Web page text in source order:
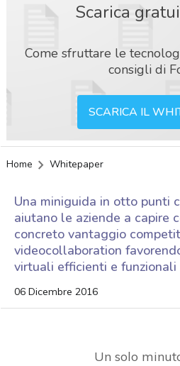
Scarica
Come sfruttare le
consigli di
SCARICA IL
Home Whitepaper
Una miniguida in otto punti
aiutano le aziende a capire
concreto vantaggio
videocollaboration
virtuali efficienti e funzionali
06 Dicembre 2016
Un solo